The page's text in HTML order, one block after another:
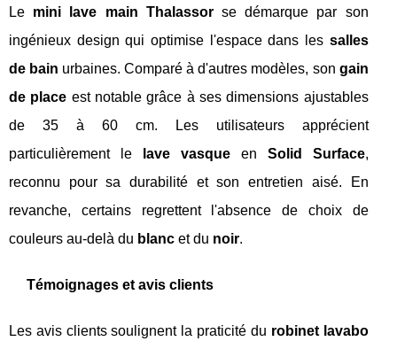
Le mini lave main Thalassorse démarque par son
ingénieux design qui optimise l'espace dans les salles
de bain urbaines. Comparé à d'autres modèles, son gain
de place est notable grâce à ses dimensions ajustables
de 35 à 60 cm. Les utilisateurs apprécient
particulièrement le
lave vasqueen Solid Surface,
reconnu pour sa durabilité et son entretien aisé. En
revanche, certains regrettent l'absence de choix de
couleurs au-delà du blanc et du noir.
Témoignages et avis clients
Les avis clients soulignent la praticité du robinet lavabo